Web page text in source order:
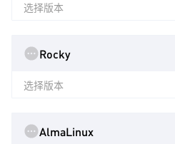
选择版本
Rocky
选择版本
AlmaLinux